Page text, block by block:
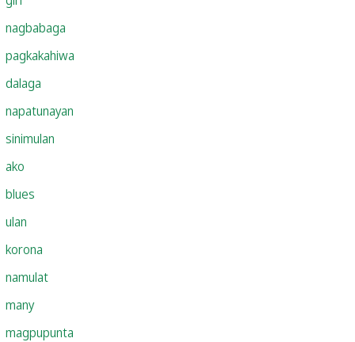
nagbabaga
pagkakahiwa
dalaga
napatunayan
sinimulan
ako
blues
ulan
korona
namulat
many
magpupunta